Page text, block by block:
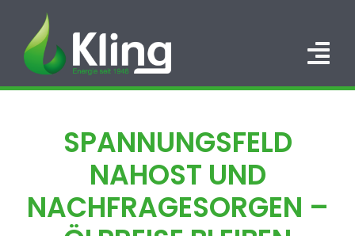
springen
PORTFOLIO
ÜBER UNS
SPANNUNGSFELD
NAHOST UND
NACHFRAGESORGEN –